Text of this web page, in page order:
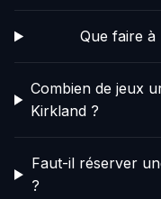
Que faire à
Combien de jeux
Kirkland ?
Faut-il réserver
?